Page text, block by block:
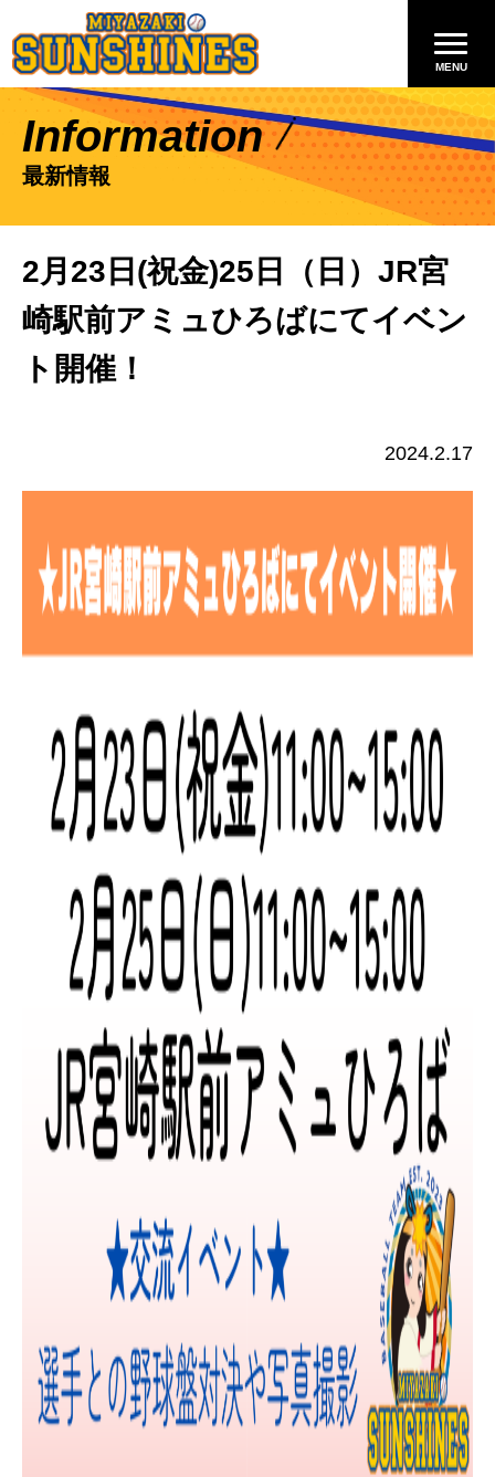
Information
最新情報
2月23日(祝金)25日（日）JR宮
崎駅前アミュひろばにてイベン
ト開催！
2024.2.17